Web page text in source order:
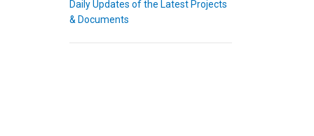
Daily Updates of the Latest Projects
& Documents